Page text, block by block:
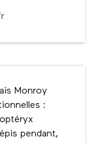
Monroy
:
pendant,